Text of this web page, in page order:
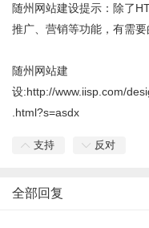
随州网站建设提示：除了
推广、营销等功能，有需要
随州网站建
设:http://www.iisp.com/
.html?s=asdx
支持 反对
全部回复